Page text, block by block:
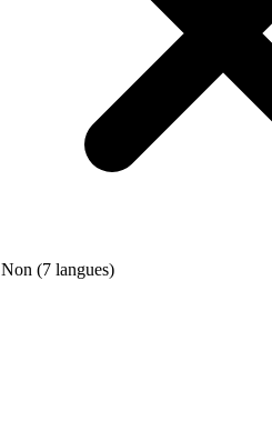
Non (7 langues)